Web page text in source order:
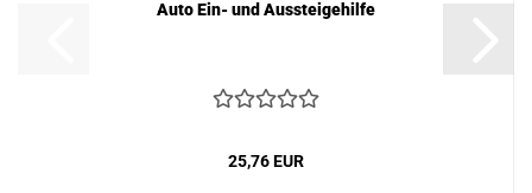
Auto Ein- und Aussteigehilfe
25,76 EUR